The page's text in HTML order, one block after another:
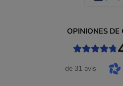
OPINIONES DE
de 31 avis